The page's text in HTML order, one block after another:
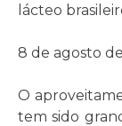
lácteo
8 de agosto
O
tem sido